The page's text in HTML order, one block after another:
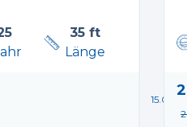
all en-suite.
35 ft
Länge